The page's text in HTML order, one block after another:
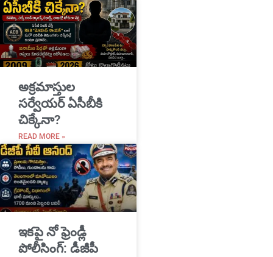
అక్రమాస్తుల
సర్వేయర్ ఏసీబీకి
చిక్కేనా?
READ MORE »
ఇకపై నో ఫ్రెండ్లీ
పోలీసింగ్: డీజీపీ